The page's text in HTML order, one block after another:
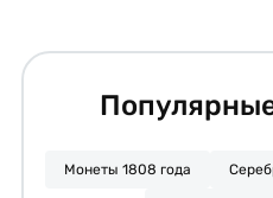
Монеты 1808 года